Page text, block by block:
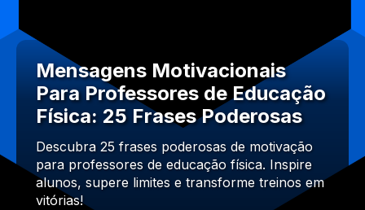
Mensagens Motivacionais
Para Professores de Educação
Física: 25 Frases Poderosas
Descubra 25 frases poderosas de motivação
para professores de educação física. Inspire
alunos, supere limites e transforme treinos em
vitórias!